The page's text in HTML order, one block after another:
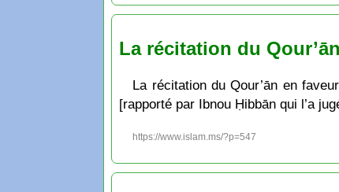
La récitation du
La récitation du Qour’ān en
[rapporté par Ibnou Ḥibbān qui l’a
https://www.islam.ms/?p=547